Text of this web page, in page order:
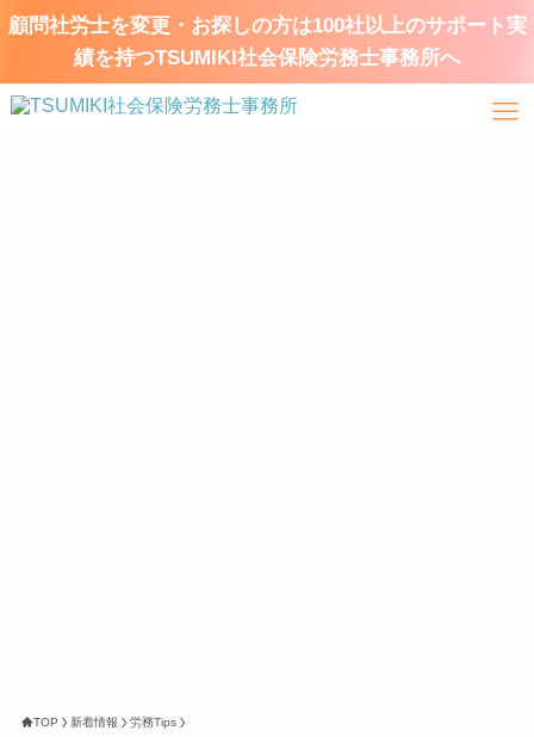
顧問社労士を変更・お探しの方は100社以上のサポート実
績を持つTSUMIKI社会保険労務士事務所へ
TOP 新着情報 労務Tips